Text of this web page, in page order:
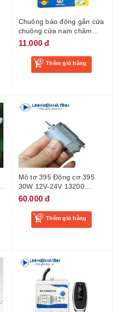
Chuông báo động gắn cửa
chuông cửa nam châm
điện báo động khi có
11.000 đ
Thêm giỏ hàng
Mô tơ 395 Động cơ 395
30W 12V-24V 13200
vòng/phút động cơ chổi
60.000 đ
Thêm giỏ hàng